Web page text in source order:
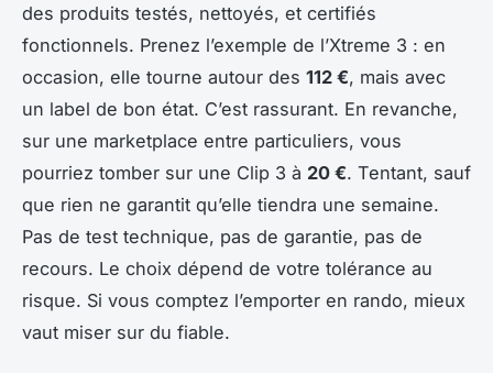
des produits testés, nettoyés, et certifiés
fonctionnels. Prenez l’exemple de l’Xtreme 3 : en
occasion, elle tourne autour des 112 €, mais avec
un label de bon état. C’est rassurant. En revanche,
sur une marketplace entre particuliers, vous
pourriez tomber sur une Clip 3 à 20 €. Tentant, sauf
que rien ne garantit qu’elle tiendra une semaine.
Pas de test technique, pas de garantie, pas de
recours. Le choix dépend de votre tolérance au
risque. Si vous comptez l’emporter en rando, mieux
vaut miser sur du fiable.